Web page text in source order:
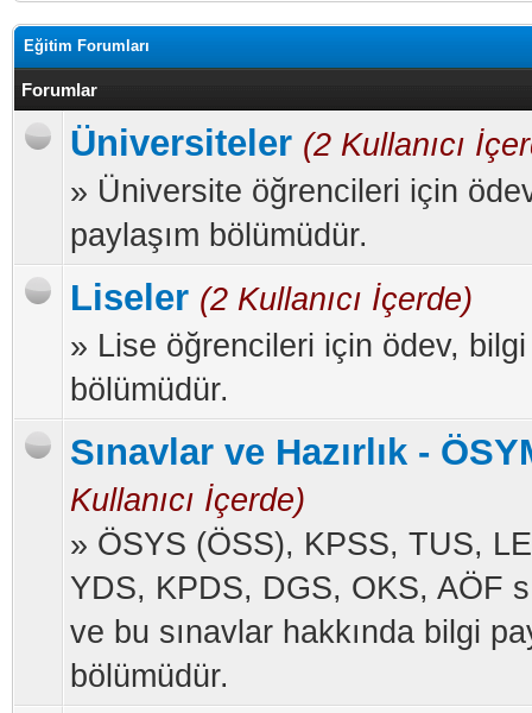
Eğitim Forumları
Forumlar
Üniversiteler (2 Kullanıcı
» Üniversite öğrencileri için
paylaşım bölümüdür.
Liseler (2 Kullanıcı İçerde)
» Lise öğrencileri için ödev, bilgi
bölümüdür.
Sınavlar ve Hazırlık -
Kullanıcı İçerde)
» ÖSYS (ÖSS), KPSS, TUS,
YDS, KPDS, DGS, OKS, AÖF
ve bu sınavlar hakkında bilgi
bölümüdür.